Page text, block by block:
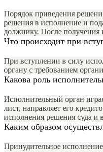
Порядок приведения
решения в исполнение и
должнику. После получения
Что происходит при
При вступлении в силу
органу с требованием
Какова роль
Исполнительный орган
лист, направляет его
исполнения решения суда и
Каким образом
Принудительное